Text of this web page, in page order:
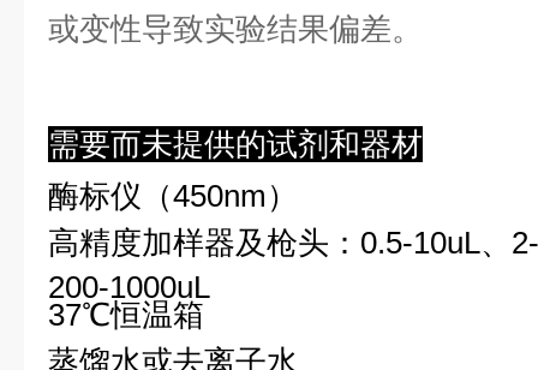
或变性导致实验结果偏差。
需要而未提供的试剂和器材
酶标仪（450nm）
高精度加样器及枪头：0.5-10uL、
200-1000uL
37℃恒温箱
蒸馏水或去离子水